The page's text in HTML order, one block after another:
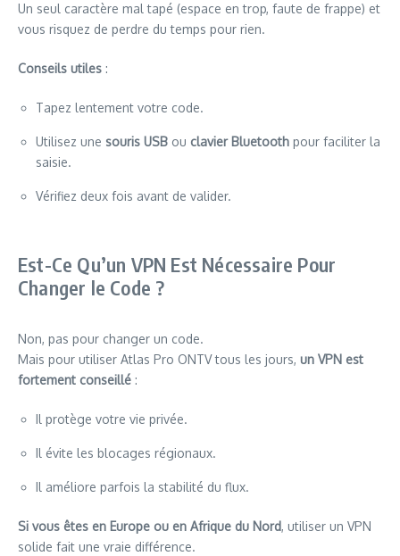
Un seul caractère mal tapé (espace en trop, faute de frappe) et
vous risquez de perdre du temps pour rien.
Conseils utiles :
Tapez lentement votre code.
Utilisez une souris USB ou clavier Bluetooth pour faciliter la
saisie.
Vérifiez deux fois avant de valider.
Est-Ce Qu’un VPN Est Nécessaire Pour
Changer le Code ?
Non, pas pour changer un code.
Mais pour utiliser Atlas Pro ONTV tous les jours, un VPN est
fortement conseillé :
Il protège votre vie privée.
Il évite les blocages régionaux.
Il améliore parfois la stabilité du flux.
Si vous êtes en Europe ou en Afrique du Nord, utiliser un VPN
solide fait une vraie différence.